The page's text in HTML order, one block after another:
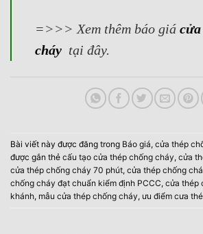
=>>> Xem thêm báo giá
cháytại đây.
Bài viết này được đăng trong Báo giá, cửa thép
được gắn thẻ cấu tạo cửa thép chống cháy, cửa
cửa thép chống cháy 70 phút, cửa thép chống
chống cháy đạt chuẩn kiểm định PCCC, cửa thép
khánh, mẫu cửa thép chống cháy, ưu điểm cưa